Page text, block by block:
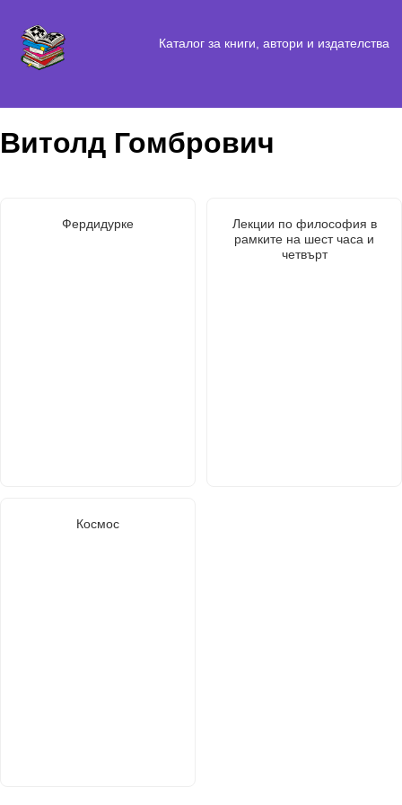
Каталог за книги, автори и издателства
Витолд Гомбрович
Фердидурке
Лекции по философия в
рамките на шест часа и
четвърт
Космос